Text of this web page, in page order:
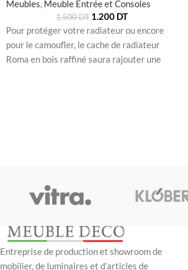
Meubles, Meuble Entrée et Consoles
1.500DT 1.200 DT
Pour protéger votre radiateur ou encore
pour le camoufler, le cache de radiateur
Roma en bois raffiné saura rajouter une
Entreprise de production et showroom de
mobilier, de luminaires et d’articles de